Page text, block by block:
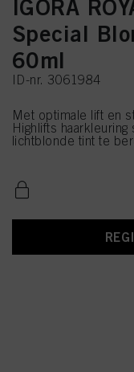
IGORA
Special
60ml
ID-nr. 3061984
Met optimale lift en
Highlifts
lichtblonde tint te